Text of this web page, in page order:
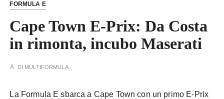
FORMULA E
Cape Town E-Prix: Da Costa
in rimonta, incubo Maserati
DI MULTIFORMULA
La Formula E sbarca a Cape Town con un primo E-Prix